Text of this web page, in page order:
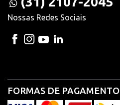
Nossas Redes Sociais
FORMAS DE PAGAMENTO